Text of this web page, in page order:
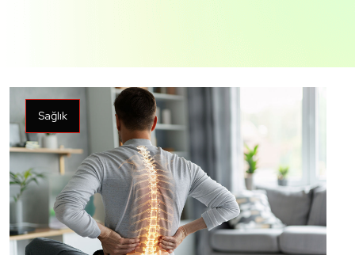
Sağlık